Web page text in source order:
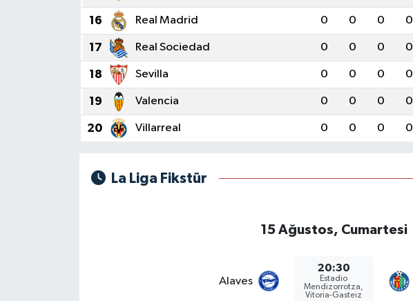
16 Real Madrid 0 0 0 0
17 Real Sociedad 0 0 0 0
18 Sevilla 0 0 0 0
19 Valencia 0 0 0 0
20 Villarreal 0 0 0 0
La Liga Fikstür
15 Ağustos, Cumartesi
Alaves
20:30
Estadio
Mendizorrotza,
Vitoria-Gasteiz